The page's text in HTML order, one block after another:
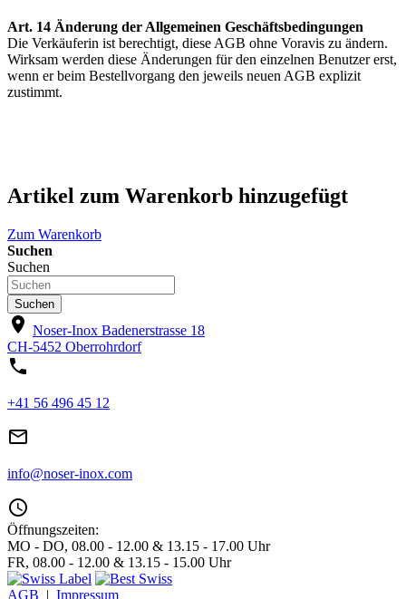
Art. 14 Änderung der Allgemeinen Geschäftsbedingungen
Die Verkäuferin ist berechtigt, diese AGB ohne Voravis zu ändern.
Wirksam werden diese Änderungen für den einzelnen Benutzer erst,
wenn er beim Bestellvorgang den jeweils neuen AGB explizit
zustimmt.
Artikel zum Warenkorb hinzugefügt
Zum Warenkorb
Suchen
Suchen
Suchen
location_on Noser-Inox Badenerstrasse 18
CH-5452 Oberrohrdorf
phone
+41 56 496 45 12
mail_outline
info@noser-inox.com
access_time
Öffnungszeiten:
MO - DO, 08.00 - 12.00 & 13.15 - 17.00 Uhr
FR, 08.00 - 12.00 & 13.15 - 15.00 Uhr
AGB | Impressum